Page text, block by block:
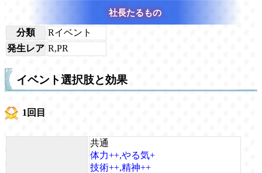
社長たるもの
分類
Rイベント
発生レア R,PR
イベント選択肢と効果
1回目
共通
体力++,やる気+
技術++,精神++